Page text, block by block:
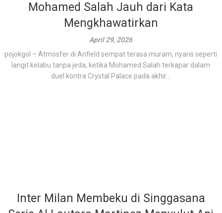
Mohamed Salah Jauh dari Kata
Mengkhawatirkan
April 29, 2026
pojokgol – Atmosfer di Anfield sempat terasa muram, nyaris seperti
langit kelabu tanpa jeda, ketika Mohamed Salah terkapar dalam
duel kontra Crystal Palace pada akhir...
Inter Milan Membeku di Singgasana